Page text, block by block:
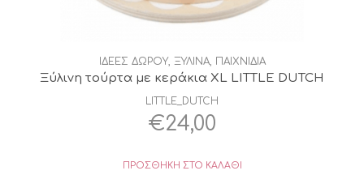
ΙΔΕΕΣ ΔΩΡΟΥ, ΞΥΛΙΝΑ, ΠΑΙΧΝΙΔΙΑ
Ξύλινη τούρτα με κεράκια XL LITTLE DUTCH
LITTLE_DUTCH
€24,00
ΠΡΟΣΘΉΚΗ ΣΤΟ ΚΑΛΆΘΙ